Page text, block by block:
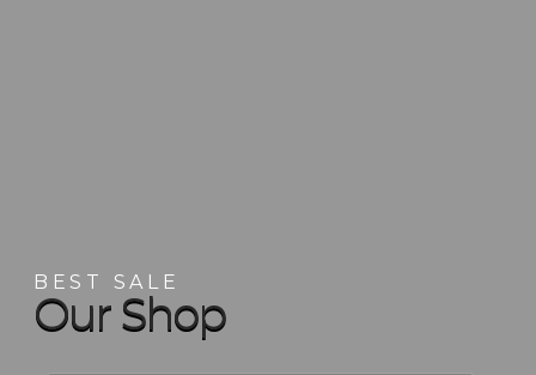
Our Shop
BEST SALE